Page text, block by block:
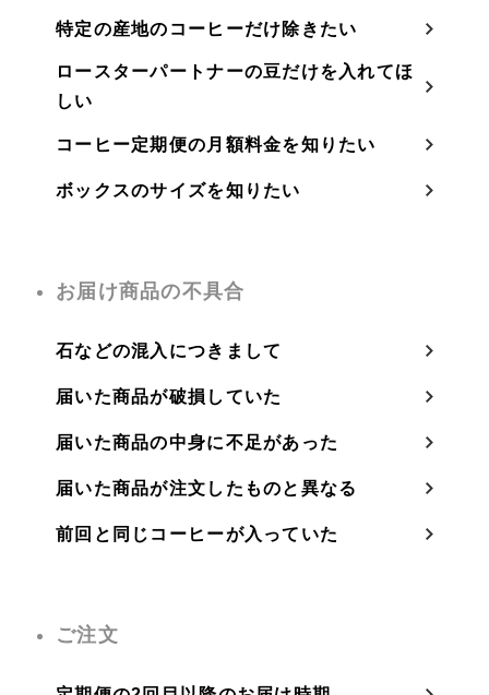
特定の産地のコーヒーだけ除きたい
ロースターパートナーの豆だけを入れてほ
しい
コーヒー定期便の月額料金を知りたい
ボックスのサイズを知りたい
お届け商品の不具合
石などの混入につきまして
届いた商品が破損していた
届いた商品の中身に不足があった
届いた商品が注文したものと異なる
前回と同じコーヒーが入っていた
ご注文